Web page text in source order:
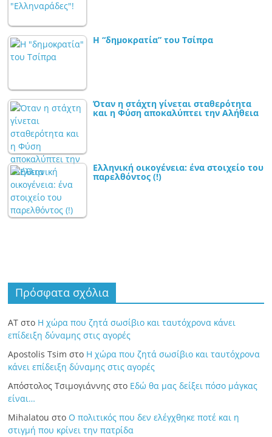
Η “δημοκρατία” του Τσίπρα
Όταν η στάχτη γίνεται σταθερότητα
και η Φύση αποκαλύπτει την Αλήθεια
Ελληνική οικογένεια: ένα στοιχείο του
παρελθόντος (!)
Πρόσφατα σχόλια
ΑΤ στο Η χώρα που ζητά σωσίβιο και ταυτόχρονα κάνει
επίδειξη δύναμης στις αγορές
Apostolis Tsim στο Η χώρα που ζητά σωσίβιο και ταυτόχρονα
κάνει επίδειξη δύναμης στις αγορές
Απόστολος Τσιμογιάννης στο Εδώ θα μας δείξει πόσο μάγκας
είναι…
Mihalatou στο Ο πολιτικός που δεν ελέγχθηκε ποτέ και η
στιγμή που κρίνει την πατρίδα